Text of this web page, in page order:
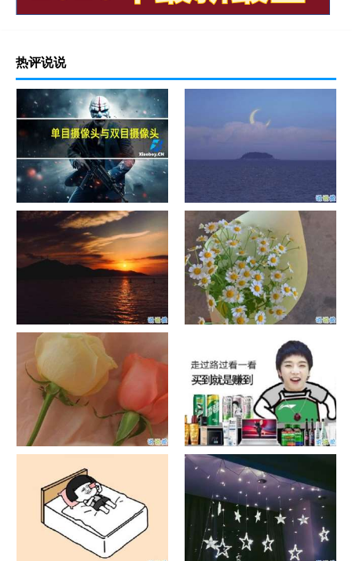
热评说说
单目摄像头与双目摄像头
晚安励志语录带图片 晚安心语
励志鸡汤
日出文案温柔句子 看日出的微
信说说配图
晒风景照的唯美说说配图 适合
发风景的朋友圈文案
官宣恋爱的说说配图 官宣句子
抖音摆地摊文案 摆地摊的搞笑
说说带图片